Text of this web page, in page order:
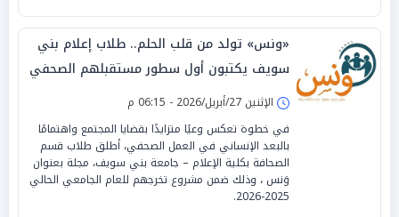
«ونس» تولد من قلب الحلم.. طلاب إعلام بني
سويف يكتبون أول سطور مستقبلهم الصحفي
الإثنين 27/أبريل/2026 - 06:15 م
في خطوة تعكس وعيًا متزايدًا بقضايا المجتمع واهتمامًا
بالبعد الإنساني في العمل الصحفي، أطلق طلاب قسم
الصحافة بكلية الإعلام – جامعة بني سويف، مجلة بعنوان
وَنس ، وذلك ضمن مشروع تخرجهم للعام الجامعي الحالي
2025-2026.